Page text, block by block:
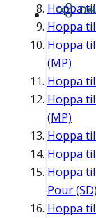
Hoppa
Hoppa
Hoppa
(MP)
Hoppa
Hoppa
(MP)
Hoppa
Hoppa
Hoppa
Pour (SD)
Hoppa